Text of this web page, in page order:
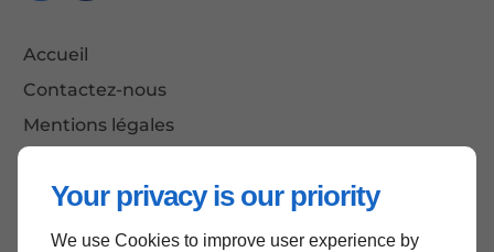
Your privacy is our priority
We use Cookies to improve user experience by
Accueil
Contactez-nous
Mentions légales